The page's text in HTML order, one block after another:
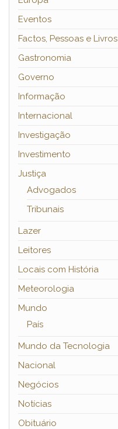
Eventos
Factos, Pessoas e Livros
Gastronomia
Governo
Informação
Internacional
Investigação
Investimento
Justiça
Advogados
Tribunais
Lazer
Leitores
Locais com História
Meteorologia
Mundo
País
Mundo da Tecnologia
Nacional
Negócios
Notícias
Obituário